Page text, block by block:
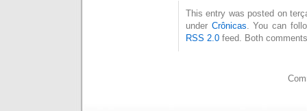
This entry was posted on
under Crônicas . You can
RSS 2.0 feed. Both